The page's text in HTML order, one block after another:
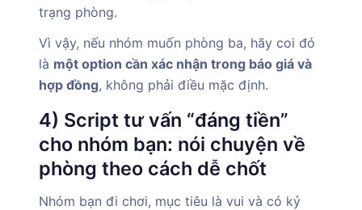
trạng phòng.
Vì vậy, nếu nhóm muốn phòng ba, hãy coi đó
là một option cần xác nhận trong báo giá và
hợp đồng, không phải điều mặc định.
4) Script tư vấn “đáng tiền”
cho nhóm bạn: nói chuyện về
phòng theo cách dễ chốt
Nhóm bạn đi chơi, mục tiêu là vui và có kỷ